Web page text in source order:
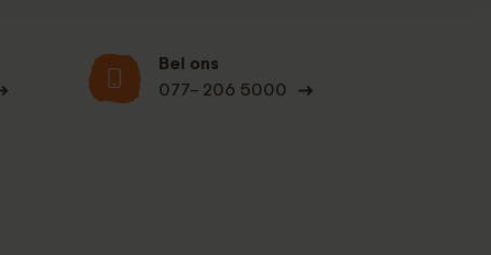
Bel ons
077- 206 5000